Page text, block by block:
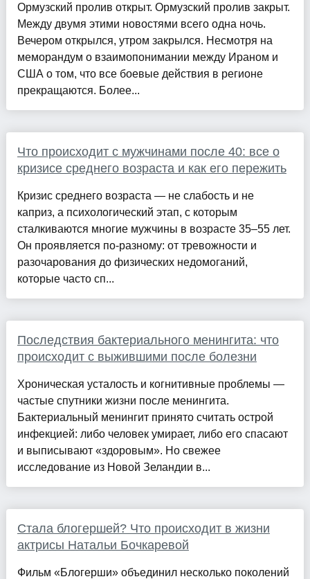
Ормузский пролив открыт. Ормузский пролив закрыт.
Между двумя этими новостями всего одна ночь.
Вечером открылся, утром закрылся. Несмотря на
меморандум о взаимопонимании между Ираном и
США о том, что все боевые действия в регионе
прекращаются. Более...
Что происходит с мужчинами после 40: все о
кризисе среднего возраста и как его пережить
Кризис среднего возраста — не слабость и не
каприз, а психологический этап, с которым
сталкиваются многие мужчины в возрасте 35–55 лет.
Он проявляется по-разному: от тревожности и
разочарования до физических недомоганий,
которые часто сп...
Последствия бактериального менингита: что
происходит с выжившими после болезни
Хроническая усталость и когнитивные проблемы —
частые спутники жизни после менингита.
Бактериальный менингит принято считать острой
инфекцией: либо человек умирает, либо его спасают
и выписывают «здоровым». Но свежее
исследование из Новой Зеландии в...
Стала блогершей? Что происходит в жизни
актрисы Натальи Бочкаревой
Фильм «Блогерши» объединил несколько поколений